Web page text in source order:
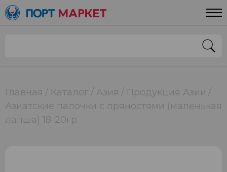
Главная Каталог Азия
Продукция Азии
Азиатские палочки с пряностями (маленькая
лапша) 18-20гр.